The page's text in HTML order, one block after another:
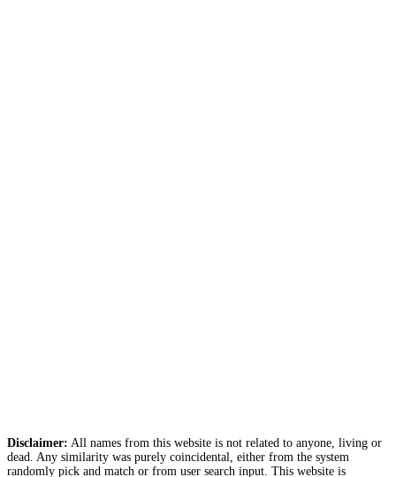
Disclaimer: All names from this website is not related to anyone, living or
dead. Any similarity was purely coincidental, either from the system
randomly pick and match or from user search input. This website is